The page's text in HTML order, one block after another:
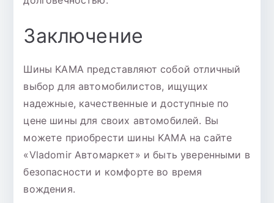
Заключение
Шины KAMA представляют собой отличный
выбор для автомобилистов, ищущих
надежные, качественные и доступные по
цене шины для своих автомобилей. Вы
можете приобрести шины KAMA на сайте
«Vladomir Автомаркет» и быть уверенными в
безопасности и комфорте во время
вождения.